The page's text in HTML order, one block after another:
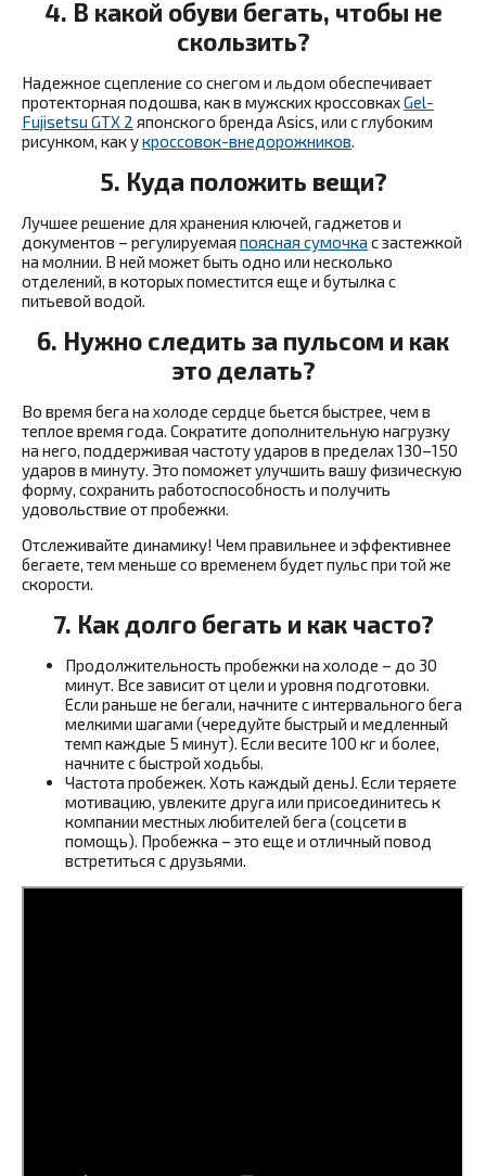
4. В какой обуви бегать, чтобы не
скользить?
Надежное сцепление со снегом и льдом обеспечивает
протекторная подошва, как в мужских кроссовкахGel-
Fujisetsu GTX 2 японского бренда Asics, или с глубоким
рисунком, как укроссовок-внедорожников.
5. Куда положить вещи?
Лучшее решение для хранения ключей, гаджетов и
документов – регулируемая поясная сумочка с застежкой
на молнии. В ней может быть одно или несколько
отделений, в которых поместится еще и бутылка с
питьевой водой.
6. Нужно следить за пульсом и как
это делать?
Во время бега на холоде сердце бьется быстрее, чем в
теплое время года. Сократите дополнительную нагрузку
на него, поддерживая частоту ударов в пределах 130–150
ударов в минуту. Это поможет улучшить вашу физическую
форму, сохранить работоспособность и получить
удовольствие от пробежки.
Отслеживайте динамику! Чем правильнее и эффективнее
бегаете, тем меньше со временем будет пульс при той же
скорости.
7. Как долго бегать и как часто?
Продолжительность пробежки на холоде – до 30
минут. Все зависит от цели и уровня подготовки.
Если раньше не бегали, начните с интервального бега
мелкими шагами (чередуйте быстрый и медленный
темп каждые 5 минут). Если весите 100 кг и более,
начните с быстрой ходьбы.
Частота пробежек. Хоть каждый деньJ. Если теряете
мотивацию, увлеките друга или присоединитесь к
компании местных любителей бега (соцсети в
помощь). Пробежка – это еще и отличный повод
встретиться с друзьями.